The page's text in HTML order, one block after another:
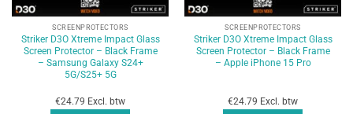
SCREENPROTECTORS
Striker D3O Xtreme Impact Glass
Screen Protector – Black Frame
– Samsung Galaxy S24+
5G/S25+ 5G
€24.79 Excl. btw
SCREENPROTECTORS
Striker D3O Xtreme Impact Glass
Screen Protector – Black Frame
– Apple iPhone 15 Pro
€24.79 Excl. btw